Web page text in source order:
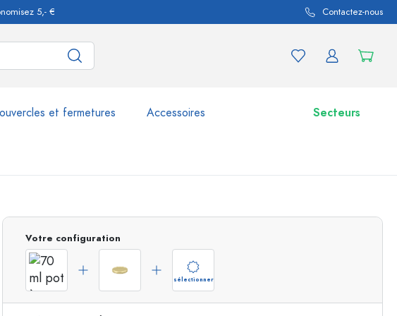
5,- € Contactez-nous
et fermetures Accessoires Secteurs
Bocaux
Acheter maintenant
Votre configuration
sélectionner